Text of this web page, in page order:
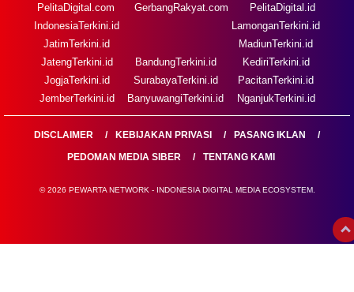
PelitaDigital.com
GerbangRakyat.com
PelitaDigital.id
IndonesiaTerkini.id
JatimTerkini.id
JatengTerkini.id
JogjaTerkini.id
JemberTerkini.id
BandungTerkini.id
SurabayaTerkini.id
BanyuwangiTerkini.id
LamonganTerkini.id
MadiunTerkini.id
KediriTerkini.id
PacitanTerkini.id
NganjukTerkini.id
DISCLAIMER KEBIJAKAN PRIVASI
PASANG IKLAN
PEDOMAN MEDIA SIBER
TENTANG KAMI
© 2026 PEWARTA NETWORK - INDONESIA DIGITAL MEDIA ECOSYSTEM.